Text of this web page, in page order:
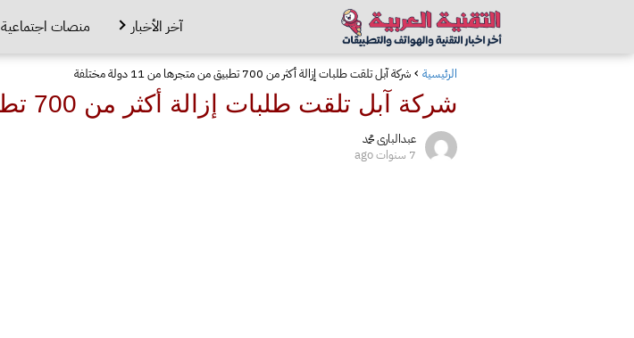
آخر الأخبار منصات اجتماعية
الرئيسية شركة آبل تلقت طلبات إزالة أكثر من 700 تطبيق من متجرها من 11 دولة مختلفة
شركة آبل تلقت طلبات إزالة أكثر من 700 تطبيق من متجرها من 11 دولة مختلفة
عبدالبارى محمد
7 سنوات ago